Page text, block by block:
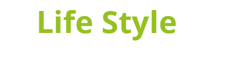
Life Style